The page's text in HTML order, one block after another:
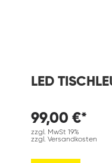
LED
99,00 €*
zzgl. MwSt 19%
zzgl. Versandkosten